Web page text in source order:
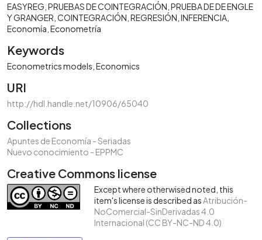
EASYREG PRUEBAS DE COINTEGRACIÓN PRUEBA DE DE ENGLE
Y GRANGER COINTEGRACIÓN REGRESIÓN INFERENCIA
Economía Econometría
Keywords
Econometrics models Economics
URI
http://hdl.handle.net/10906/65040
Collections
Apuntes de Economía - Seriadas
Nuevo conocimiento - EPPMC
Creative Commons license
Except where otherwised noted, this
item's license is described asAtribución-
NoComercial-SinDerivadas 4.0
Internacional (CC BY-NC-ND 4.0)